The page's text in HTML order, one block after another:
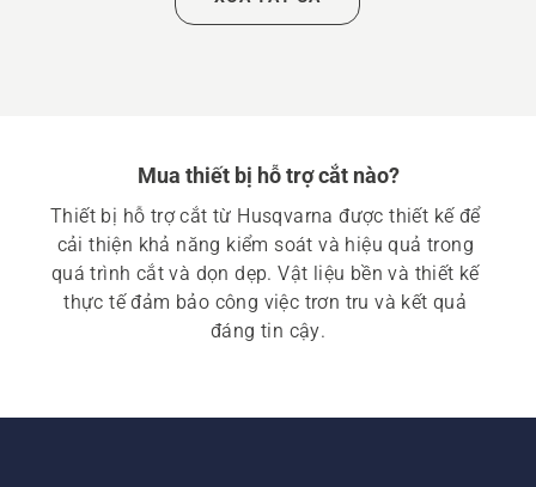
Mua thiết bị hỗ trợ cắt nào?
Thiết bị hỗ trợ cắt từ Husqvarna được thiết kế để
cải thiện khả năng kiểm soát và hiệu quả trong
quá trình cắt và dọn dẹp. Vật liệu bền và thiết kế
thực tế đảm bảo công việc trơn tru và kết quả
đáng tin cậy.